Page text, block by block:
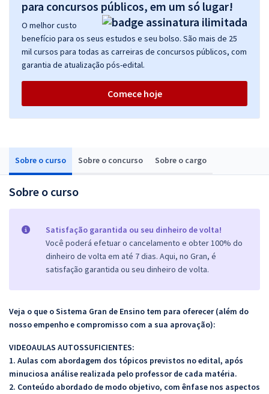
Sobre o curso Sobre o concurso Sobre o cargo
Sobre o curso
Satisfação garantida ou seu dinheiro de volta!
Você poderá efetuar o cancelamento e obter 100% do
dinheiro de volta em até 7 dias. Aqui, no Gran, é
satisfação garantida ou seu dinheiro de volta.
Veja o que o Sistema Gran de Ensino tem para oferecer (além do
nosso empenho e compromisso com a sua aprovação):
VIDEOAULAS AUTOSSUFICIENTES:
1. Aulas com abordagem dos tópicos previstos no edital, após
minuciosa análise realizada pelo professor de cada matéria.
2. Conteúdo abordado de modo objetivo, com ênfase nos aspectos
para concursos públicos, em um só lugar!
O melhor custo
benefício para os seus estudos e seu bolso. São mais de 25
mil cursos para todas as carreiras de concursos públicos, com
garantia de atualização pós-edital.
Comece hoje